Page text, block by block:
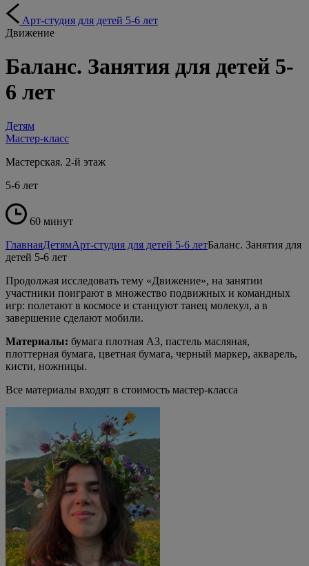
Арт-студия для детей 5-6 лет
Движение
Баланс. Занятия для детей 5-
6 лет
Детям
Мастер-класс
Мастерская. 2-й этаж
5-6 лет
60 минут
ГлавнаяДетямАрт-студия для детей 5-6 летБаланс. Занятия для
детей 5-6 лет
Продолжая исследовать тему «Движение», на занятии
участники поиграют в множество подвижных и командных
игр: полетают в космосе и станцуют танец молекул, а в
завершение сделают мобили.
Материалы: бумага плотная А3, пастель масляная,
плоттерная бумага, цветная бумага, черный маркер, акварель,
кисти, ножницы.
Все материалы входят в стоимость мастер-класса